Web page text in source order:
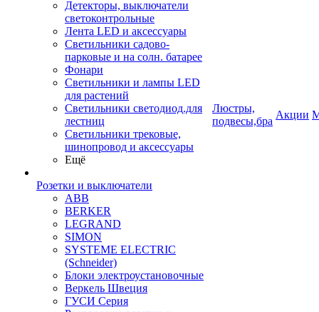
Детекторы, выключатели
светоконтрольные
Лента LED и аксессуары
Светильники садово-
парковые и на солн. батарее
Фонари
Светильники и лампы LED
для растений
Светильники светодиод.для
лестниц
Светильники трековые,
шинопровод и аксессуары
Ещё
Розетки и выключатели
ABB
BERKER
LEGRAND
SIMON
SYSTEME ELECTRIC
(Schneider)
Блоки электроустановочные
Веркель Швеция
ГУСИ Серия
Люстры,
подвесы,бра
Акции